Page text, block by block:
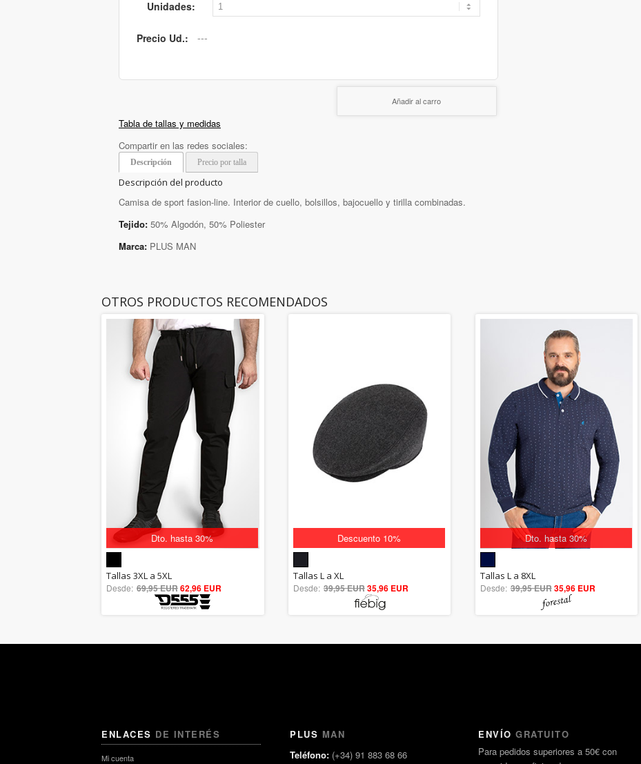
Unidades:
Precio Ud.:
Añadir al carro
Tabla de tallas y medidas
Compartir en las redes sociales:
Descripción Precio por talla
Descripción del producto
Camisa de sport fasion-line. Interior de cuello, bolsillos, bajocuello y tirilla combinadas.
Tejido: 50% Algodón, 50% Poliester
Marca: PLUS MAN
OTROS PRODUCTOS RECOMENDADOS
Dto. hasta 30%
5.00
out of 5
Tallas 3XL a 5XL
Desde: 69,95 EUR62,96 EUR
Descuento 10%
out of 5
Tallas L a XL
Desde: 39,95 EUR35,96 EUR
Dto. hasta 30%
5.00
out of 5
Tallas L a 8XL
Desde: 39,95 EUR35,96 EUR
ENLACES DE INTERÉS
Mi cuenta
PLUS MAN
Teléfono: (+34) 91 883 68 66
ENVÍO GRATUITO
Para pedidos superiores a 50€ con